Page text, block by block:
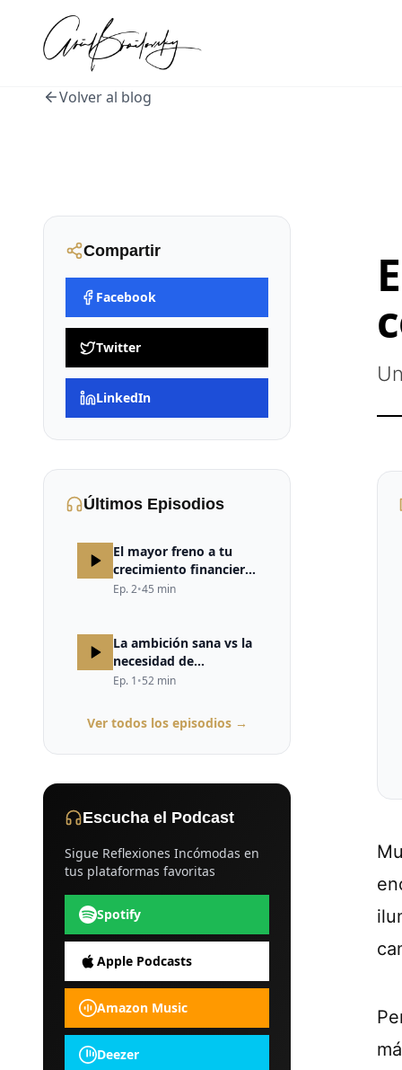
Volver al blog
Compartir
Facebook
Twitter
LinkedIn
Últimos Episodios
El mayor freno a tu
crecimiento financiero
no está en el mercado,
oportunidades. Está en
tu cerebro.
Ep.2•45 min
La ambición sana vs la
necesidad de
validación
Ep. 1•52 min
Ver todos los episodios →
Escucha el Podcast
Sigue Reflexiones Incómodas en
tus plataformas favoritas
Spotify
Apple Podcasts
Amazon Music
Deezer